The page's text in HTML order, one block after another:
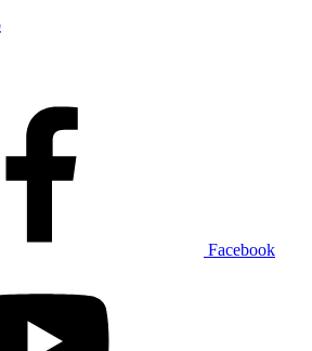
Facebook